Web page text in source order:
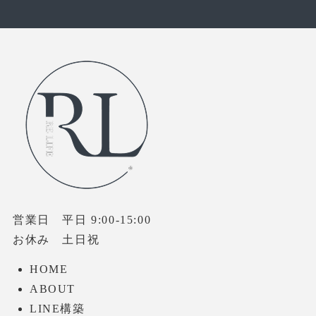
営業日 平日 9:00-15:00
お休み 土日祝
HOME
ABOUT
LINE構築